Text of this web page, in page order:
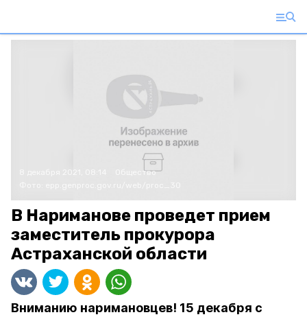
8 декабря 2021, 08:14
Общество
В Нариманове проведет прием
заместитель прокурора
Астраханской области
Вниманию наримановцев! 15 декабря с